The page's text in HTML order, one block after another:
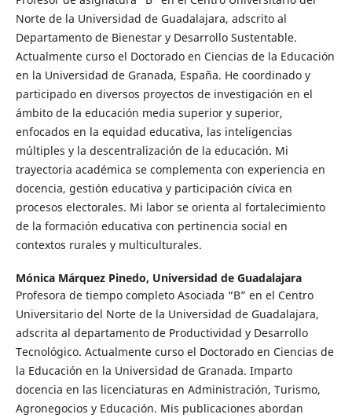
Norte de la Universidad de Guadalajara, adscrito al
Departamento de Bienestar y Desarrollo Sustentable.
Actualmente curso el Doctorado en Ciencias de la Educación
en la Universidad de Granada, España. He coordinado y
participado en diversos proyectos de investigación en el
ámbito de la educación media superior y superior,
enfocados en la equidad educativa, las inteligencias
múltiples y la descentralización de la educación. Mi
trayectoria académica se complementa con experiencia en
docencia, gestión educativa y participación cívica en
procesos electorales. Mi labor se orienta al fortalecimiento
de la formación educativa con pertinencia social en
contextos rurales y multiculturales.
Mónica Márquez Pinedo, Universidad de Guadalajara
Profesora de tiempo completo Asociada “B” en el Centro
Universitario del Norte de la Universidad de Guadalajara,
adscrita al departamento de Productividad y Desarrollo
Tecnológico. Actualmente curso el Doctorado en Ciencias de
la Educación en la Universidad de Granada. Imparto
docencia en las licenciaturas en Administración, Turismo,
Agronegocios y Educación. Mis publicaciones abordan